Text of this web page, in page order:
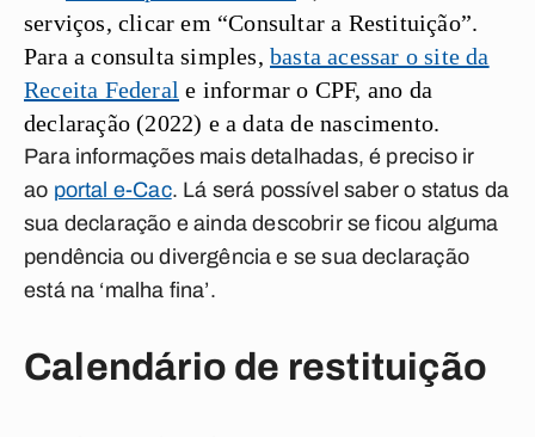
serviços, clicar em “Consultar a Restituição”.
Para a consulta simples, basta acessar o site da
Receita Federal e informar o CPF, ano da
declaração (2022) e a data de nascimento.
Para informações mais detalhadas, é preciso ir
ao portal e-Cac. Lá será possível saber o status da
sua declaração e aindadescobrir se ficou alguma
pendência ou divergência e se sua declaração
está na ‘malha fina’.
Calendário de restituição